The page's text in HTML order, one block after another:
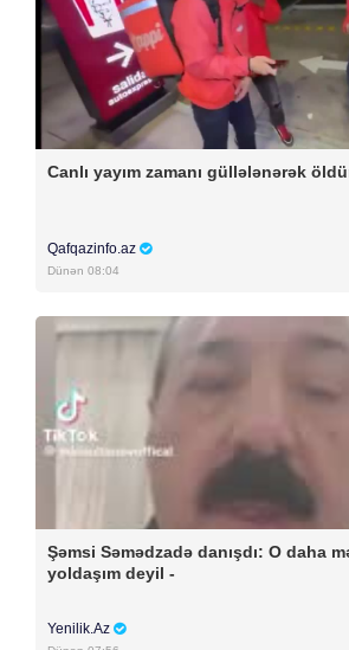
Canlı yayım zamanı güllələnərək
Qafqazinfo.az
Dünən 08:04
Şəmsi Səmədzadə danışdı: O daha
yoldaşım deyil -
Yenilik.Az